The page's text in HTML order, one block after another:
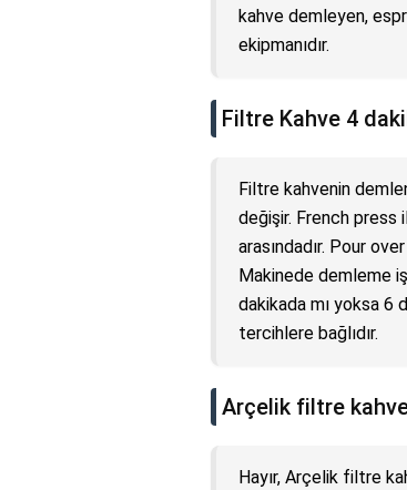
kahve demleyen,
ekipmanıdır.
Filtre Kahve 4
Filtre kahvenin
değişir. French press
arasındadır. Pour
Makinede demleme
dakikada mı yoksa 6
tercihlere bağlıdır.
Arçelik filtre
Hayır, Arçelik filtre